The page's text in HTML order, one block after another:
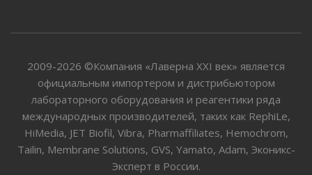
2009-2026 ©Компания «Лаверна XXI век» является
официальным импортером и дистрибьютором
лабораторного оборудования и реагентики ряда
международных производителей, таких как RephiLe,
HiMedia, JET Biofil, Vibra, Pharmaffiliates, Hemochrom,
Tailin, Membrane Solutions, GVS, Yamato, Adam, Эконикс-
Эксперт в России.